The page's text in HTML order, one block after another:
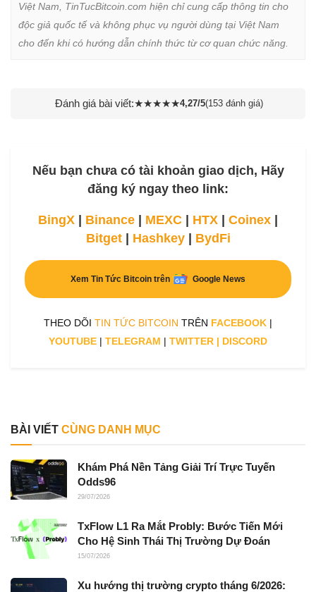
Việt Nam, TinTucBitcoin.com hiện chỉ cung cấp thông tin cho
độc giả quốc tế và không phục vụ người dùng tại Việt Nam
cho đến khi có hướng dẫn chính thức từ cơ quan chức năng.
Đánh giá bài viết:★★★★★4,27/5(153 đánh giá)
Nếu bạn chưa có tài khoản giao dịch, Hãy
đăng ký ngay theo link:
BingX Binance MEXC HTX Coinex
Bitget| Hashkey| BydFi
Xem Tin Tức Bitcoin trên Google News
THEO DÕI TIN TỨC BITCOIN TRÊN FACEBOOK |
YOUTUBE | TELEGRAM | TWITTER | DISCORD
BÀI VIẾT CÙNG DANH MỤC
Khám Phá Nền Tảng Giải Trí Trực Tuyến
Odds96
29/07/2026
TxFlow L1 Ra Mắt Probly: Bước Tiến Mới
Cho Hệ Sinh Thái Thị Trường Dự Đoán
15/07/2026
Xu hướng thị trường crypto tháng 6/2026: